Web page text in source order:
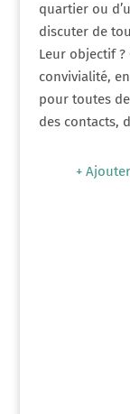
quartier ou
discuter de
Leur objectif
convivialité,
pour toutes
des contacts,
+